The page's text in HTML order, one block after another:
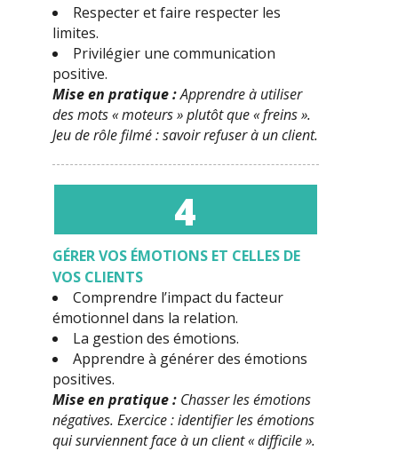
Respecter et faire respecter les
limites.
Privilégier une communication
positive.
Mise en pratique :Apprendre à utiliser
des mots « moteurs » plutôt que « freins ».
Jeu de rôle filmé : savoir refuser à un client.
4
GÉRER VOS ÉMOTIONS ET CELLES DE
VOS CLIENTS
Comprendre l’impact du facteur
émotionnel dans la relation.
La gestion des émotions.
Apprendre à générer des émotions
positives.
Mise en pratique : Chasser les émotions
négatives. Exercice : identifier les émotions
qui surviennent face à un client « difficile ».